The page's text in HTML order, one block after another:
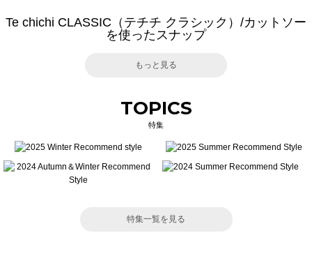
Te chichi CLASSIC（テチチ クラシック）/カットソー
を使ったスナップ
もっと見る
TOPICS
特集
特集一覧を見る